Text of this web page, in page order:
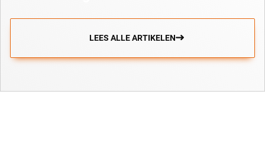
LEES ALLE ARTIKELEN